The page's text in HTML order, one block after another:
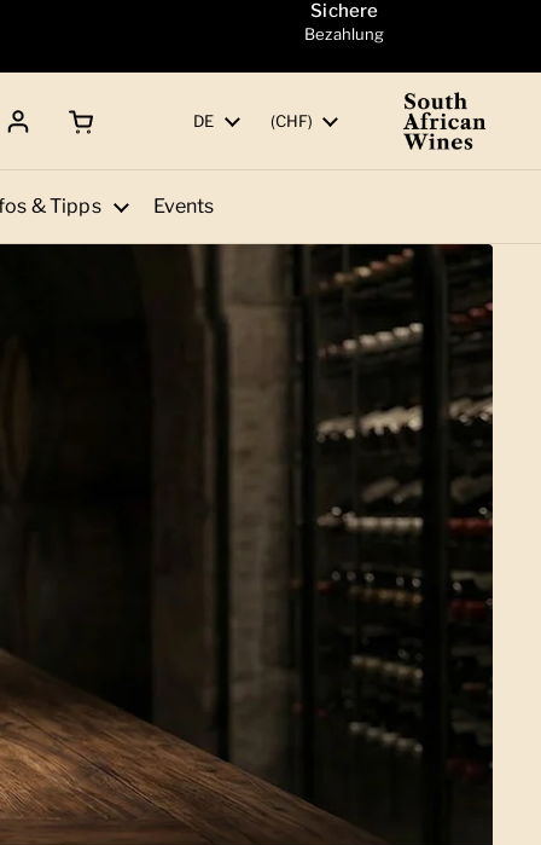
Sichere
Bezahlung
Sprache
DE Land/Region
(CHF)
& Tipps Events